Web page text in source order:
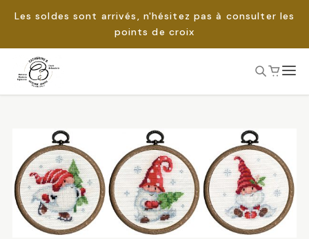
Les soldes sont arrivés, n'hésitez pas à consulter les
points de croix
Passer